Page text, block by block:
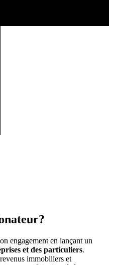
engagement en lançant un
et des particuliers.
immobiliers et